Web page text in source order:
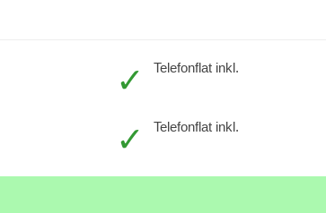
Telefonflat inkl.
Telefonflat inkl.